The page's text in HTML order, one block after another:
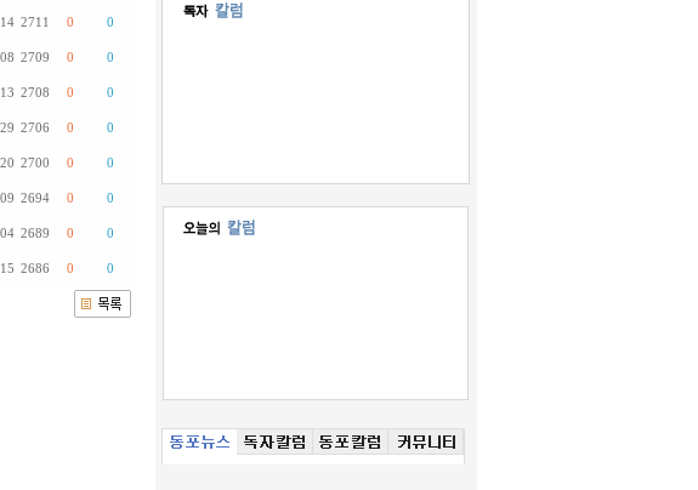
2711 0 0
2709 0 0
2708 0 0
2706 0 0
2700 0 0
2694 0 0
2689 0 0
2686 0 0